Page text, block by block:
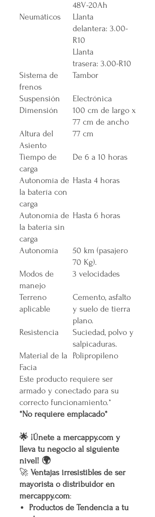
48V-20Ah​
Neumáticos
Llanta
delantera: 3.00-
R10
Llanta
trasera: 3.00-R10
Sistema de
frenos
Tambor
Suspensión
Electrónica
Dimensión
100 cm de largo x
77 cm de ancho
Altura del
Asiento
77 cm
Tiempo de
carga
De 6 a 10 horas
Autonomía de
la batería con
carga
Hasta 4 horas
Autonomía de
la batería sin
carga
Hasta 6 horas
Autonomía
50 km (pasajero
70 Kg).
Modos de
manejo
3 velocidades
Terreno
aplicable
Cemento, asfalto
y suelo de tierra
plano.
Resistencia
Suciedad, polvo y
salpicaduras.
Material de la
Facia
Polipropileno
Este producto requiere ser
armado y conectado para su
correcto funcionamiento.*
*No requiere emplacado*
🌟 ¡Únete a mercappy.com y
lleva tu negocio al siguiente
nivel! 🌍
🚀 Ventajas irresistibles de ser
mayorista o distribuidor en
mercappy.com:
Productos de Tendencia a tu